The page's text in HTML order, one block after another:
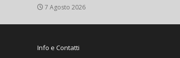
7 Agosto 2026
Info e Contatti